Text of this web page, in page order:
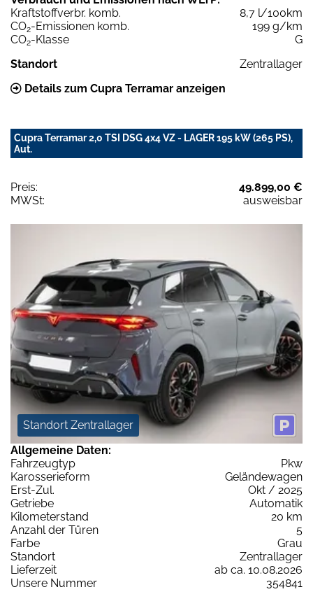
Kraftstoffverbr. komb.
8,7 l/100km
CO2-Emissionen komb.
199 g/km
CO2-Klasse
G
Standort
Zentrallager
Details zum Cupra Terramar anzeigen
Cupra Terramar 2,0 TSI DSG 4x4 VZ - LAGER 195 kW (265 PS),
Aut.
Preis:
49.899,00 €
MWSt:
ausweisbar
Standort Zentrallager
Allgemeine Daten:
Fahrzeugtyp
Pkw
Karosserieform
Geländewagen
Erst-Zul.
Okt / 2025
Getriebe
Automatik
Kilometerstand
20 km
Anzahl der Türen
5
Farbe
Grau
Standort
Zentrallager
Lieferzeit
ab ca. 10.08.2026
Unsere Nummer
354841